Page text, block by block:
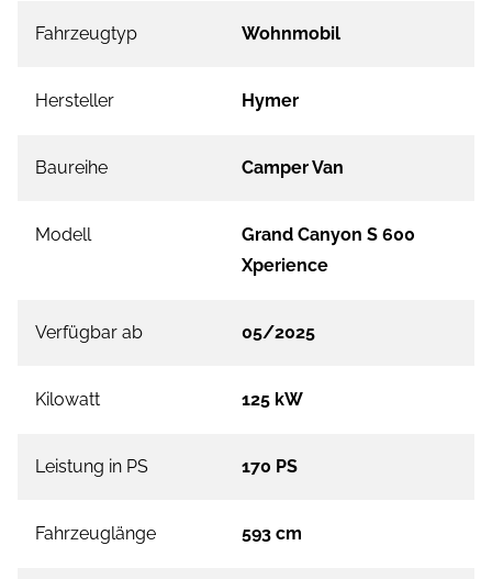
Fahrzeugtyp Wohnmobil
Hersteller Hymer
Baureihe Camper Van
Modell
Grand Canyon S 600
Xperience
Verfügbar ab 05/2025
Kilowatt 125 kW
Leistung in PS 170 PS
Fahrzeuglänge 593 cm